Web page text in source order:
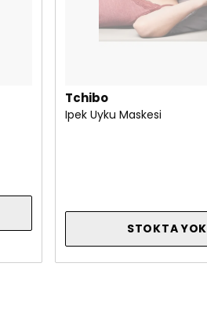
Tchibo
Ipek Uyku Maskesi
STOKTA YOK